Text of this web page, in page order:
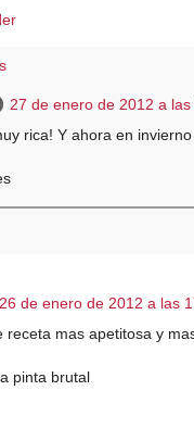
27 de enero de 2012 a las
rica! Y ahora en
26 de enero de 2012 a las
receta mas apetitosa y mas
pinta brutal